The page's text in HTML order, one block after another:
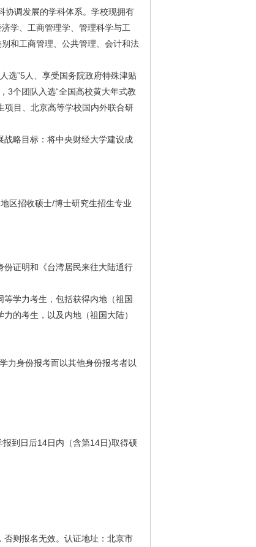
协调发展的学科体系。学校现拥有
学、工商管理学、管理科学与工
和工商管理、公共管理、会计和法
选”5人、享受国务院政府特殊津贴
3个团队入选“全国高校黄大年式教
项目、北京高等学校国内外联合研
略目标：将中央财经大学建设成
区招收硕士/博士研究生招生专业
份证明和《台湾居民来往大陆通行
学力考生，包括获得内地（祖国
的考生，以及内地（祖国大陆）
力身份报考而以其他身份报考者以
到日后14日内（含第14日)取得硕
否则报名无效。认证地址：北京市